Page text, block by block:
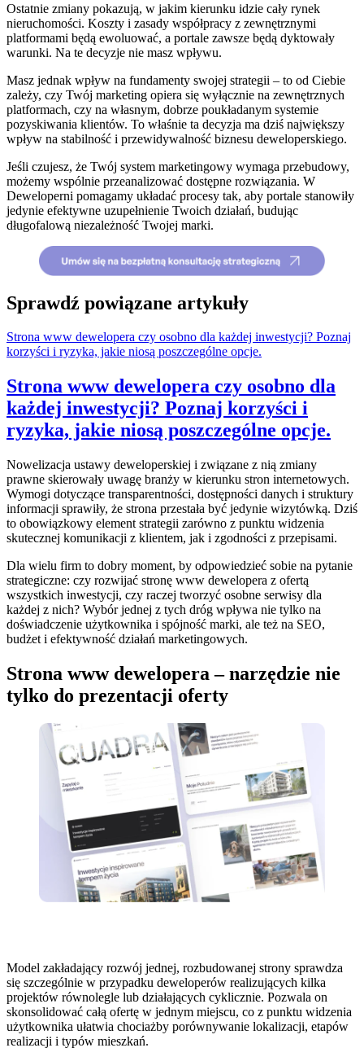
Ostatnie zmiany pokazują, w jakim kierunku idzie cały rynek
nieruchomości. Koszty i zasady współpracy z zewnętrznymi
platformami będą ewoluować, a portale zawsze będą dyktowały
warunki. Na te decyzje nie masz wpływu.
Masz jednak wpływ na fundamenty swojej strategii – to od Ciebie
zależy, czy Twój marketing opiera się wyłącznie na zewnętrznych
platformach, czy na własnym, dobrze poukładanym systemie
pozyskiwania klientów. To właśnie ta decyzja ma dziś największy
wpływ na stabilność i przewidywalność biznesu deweloperskiego.
Jeśli czujesz, że Twój system marketingowy wymaga przebudowy,
możemy wspólnie przeanalizować dostępne rozwiązania. W
Deweloperni pomagamy układać procesy tak, aby portale stanowiły
jedynie efektywne uzupełnienie Twoich działań, budując
długofalową niezależność Twojej marki.
Sprawdź powiązane artykuły
Strona www dewelopera czy osobno dla każdej inwestycji? Poznaj
korzyści i ryzyka, jakie niosą poszczególne opcje.
Strona www dewelopera czy osobno dla
każdej inwestycji? Poznaj korzyści i
ryzyka, jakie niosą poszczególne opcje.
Nowelizacja ustawy deweloperskiej i związane z nią zmiany
prawne skierowały uwagę branży w kierunku stron internetowych.
Wymogi dotyczące transparentności, dostępności danych i struktury
informacji sprawiły, że strona przestała być jedynie wizytówką. Dziś
to obowiązkowy element strategii zarówno z punktu widzenia
skutecznej komunikacji z klientem, jak i zgodności z przepisami.
Dla wielu firm to dobry moment, by odpowiedzieć sobie na pytanie
strategiczne: czy rozwijać stronę www dewelopera z ofertą
wszystkich inwestycji, czy raczej tworzyć osobne serwisy dla
każdej z nich? Wybór jednej z tych dróg wpływa nie tylko na
doświadczenie użytkownika i spójność marki, ale też na SEO,
budżet i efektywność działań marketingowych.
Strona www dewelopera – narzędzie nie
tylko do prezentacji oferty
Model zakładający rozwój jednej, rozbudowanej strony sprawdza
się szczególnie w przypadku deweloperów realizujących kilka
projektów równolegle lub działających cyklicznie. Pozwala on
skonsolidować całą ofertę w jednym miejscu, co z punktu widzenia
użytkownika ułatwia chociażby porównywanie lokalizacji, etapów
realizacji i typów mieszkań.